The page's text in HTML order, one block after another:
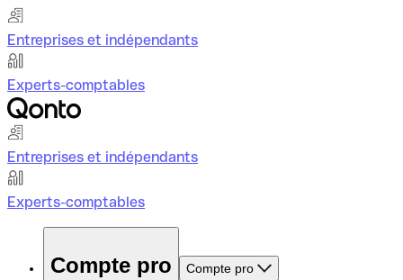
Entreprises et indépendants
Experts-comptables
Entreprises et indépendants
Experts-comptables
Compte pro Compte pro